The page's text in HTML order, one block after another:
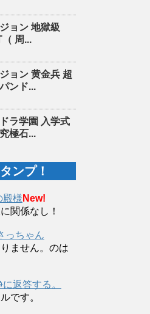
ョン 地獄級
周...
ョン 黄金兵 超
ンド...
ラ学園 入学式
極石...
ンプ！
殿様 New!
関係なし！
っちゃん
ません。のは
返答する。
です。